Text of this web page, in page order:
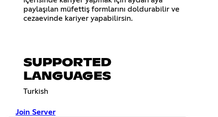
paylaşılan müfettiş formlarını doldurabilir ve
cezaevinde kariyer yapabilirsin.
SUPPORTED
LANGUAGES
Turkish
Join Server